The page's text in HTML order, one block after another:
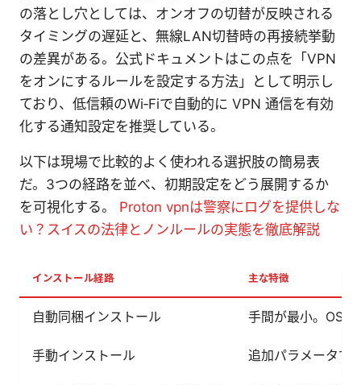
の落とし穴としては、オンオフの切替が反映される
タイミングの遅延と、無線LAN切替時の再接続挙動
の差異がある。公式ドキュメントはこの点を「VPN
をオンにするルールを設定する方法」として明示し
ており、低信頼のWi‑Fiで自動的に VPN 通信を有効
化する通知設定を推奨している。
以下は現場で比較的よく使われる選択肢の簡易表
だ。3つの経路を並べ、初期設定をどう展開するか
を可視化する。 Proton vpnは警察にログを提供しな
い？スイスの法律とノンルールの実態を徹底解説
インストール経路 主な特徴
自動同梱インストール 手間が最小。OS
手動インストール 追加パラメータで